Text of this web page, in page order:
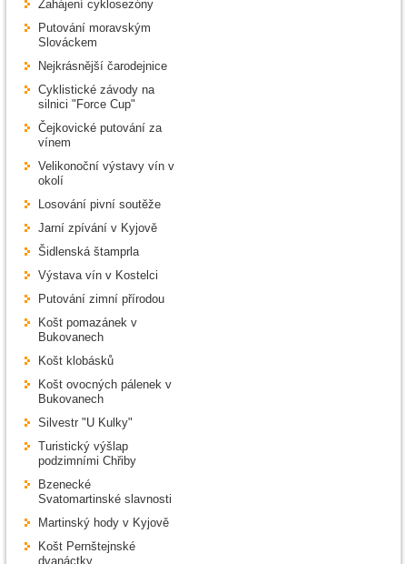
Zahájení cyklosezóny
Putování moravským
Slováckem
Nejkrásnější čarodejnice
Cyklistické závody na
silnici "Force Cup"
Čejkovické putování za
vínem
Velikonoční výstavy vín v
okolí
Losování pivní soutěže
Jarní zpívání v Kyjově
Šidlenská štamprla
Výstava vín v Kostelci
Putování zimní přírodou
Košt pomazánek v
Bukovanech
Košt klobásků
Košt ovocných pálenek v
Bukovanech
Silvestr "U Kulky"
Turistický výšlap
podzimními Chřiby
Bzenecké
Svatomartinské slavnosti
Martinský hody v Kyjově
Košt Pernštejnské
dvanáctky